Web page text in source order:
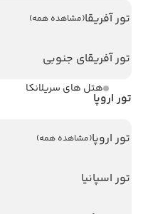
تور آفریقا(مشاهده همه)
تور آفریقای جنوبی
تور اروپا
تور اروپا(مشاهده همه)
تور اسپانیا
هتل های استانبول
هتل های اندونزی
هتل های سریلانکا
تورهای پربازدید
تور آنتالیا